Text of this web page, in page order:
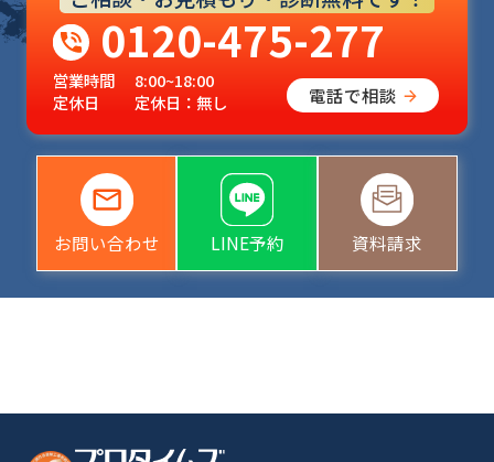
0120-475-277
営業時間
8:00~18:00
定休日
定休日：無し 電話で相談
お問い合わせ LINE予約 資料請求